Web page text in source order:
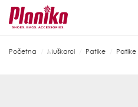
Početna Muškarci Patike Patike